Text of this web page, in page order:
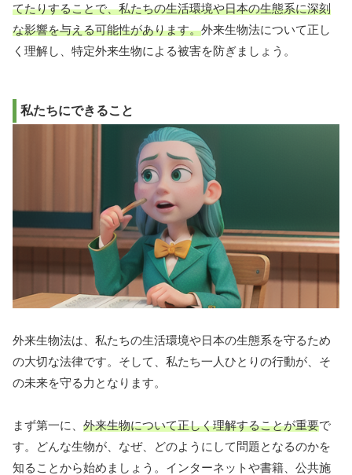
てたりすることで、私たちの生活環境や日本の生態系に深刻
な影響を与える可能性があります。外来生物法について正し
く理解し、特定外来生物による被害を防ぎましょう。
私たちにできること
外来生物法は、私たちの生活環境や日本の生態系を守るため
の大切な法律です。そして、私たち一人ひとりの行動が、そ
の未来を守る力となります。
まず第一に、 外来生物について正しく理解することが重要で
す。どんな生物が、なぜ、どのようにして問題となるのかを
知ることから始めましょう。インターネットや書籍、公共施